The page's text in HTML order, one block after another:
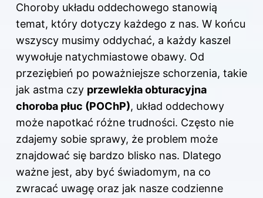
Choroby układu oddechowego stanowią
temat, który dotyczy każdego z nas. W końcu
wszyscy musimy oddychać, a każdy kaszel
wywołuje natychmiastowe obawy. Od
przeziębień po poważniejsze schorzenia, takie
jak astma czy przewlekła obturacyjna
choroba płuc (POChP), układ oddechowy
może napotkać różne trudności. Często nie
zdajemy sobie sprawy, że problem może
znajdować się bardzo blisko nas. Dlatego
ważne jest, aby być świadomym, na co
zwracać uwagę oraz jak nasze codzienne